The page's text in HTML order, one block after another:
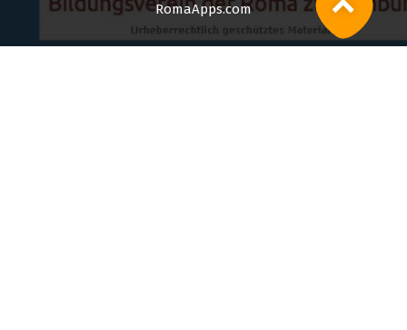
RomaApps.com